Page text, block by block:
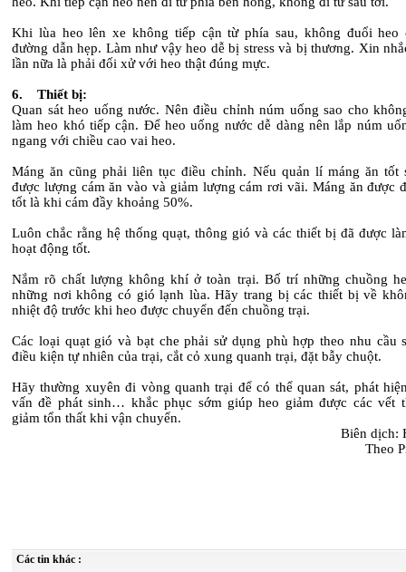
Khi lùa heo lên xe không tiếp cận từ phía sau, không đuổi heo
đường dẫn hẹp. Làm như vậy heo dễ bị stress và bị thương. Xin
lần nữa là phải đối xử với heo thật đúng mực.
6. Thiết bị:
Quan sát heo uống nước. Nên điều chỉnh núm uống sao cho
làm heo khó tiếp cận. Để heo uống nước dễ dàng nên lắp núm
ngang với chiều cao vai heo.
Máng ăn cũng phải liên tục điều chỉnh. Nếu quản lí máng ăn tốt
được lượng cám ăn vào và giảm lượng cám rơi vãi. Máng ăn được
tốt là khi cám đầy khoảng 50%.
Luôn chắc rằng hệ thống quạt, thông gió và các thiết bị đã được
hoạt động tốt.
Nắm rõ chất lượng không khí ở toàn trại. Bố trí những chuồng
những nơi không có gió lạnh lùa. Hãy trang bị các thiết bị về
nhiệt độ trước khi heo được chuyển đến chuồng trại.
Các loại quạt gió và bạt che phải sử dụng phù hợp theo nhu cầu
điều kiện tự nhiên của trại, cắt cỏ xung quanh trại, đặt bẫy chuột.
Hãy thường xuyên đi vòng quanh trại để có thể quan sát, phát
vấn đề phát sinh… khắc phục sớm giúp heo giảm được các vết
giảm tổn thất khi vận chuyển.
Biên dịch:
Theo
Các tin khác :